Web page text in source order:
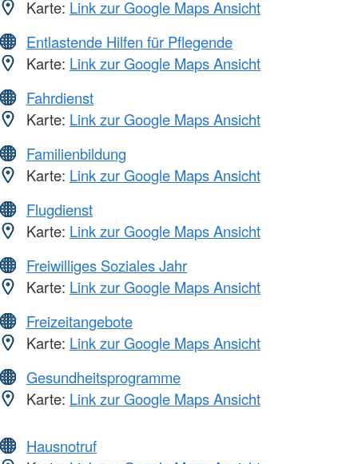
Karte: Link zur Google Maps Ansicht
Entlastende Hilfen für Pflegende
Karte: Link zur Google Maps Ansicht
Fahrdienst
Karte: Link zur Google Maps Ansicht
Familienbildung
Karte: Link zur Google Maps Ansicht
Flugdienst
Karte: Link zur Google Maps Ansicht
Freiwilliges Soziales Jahr
Karte: Link zur Google Maps Ansicht
Freizeitangebote
Karte: Link zur Google Maps Ansicht
Gesundheitsprogramme
Karte: Link zur Google Maps Ansicht
Hausnotruf